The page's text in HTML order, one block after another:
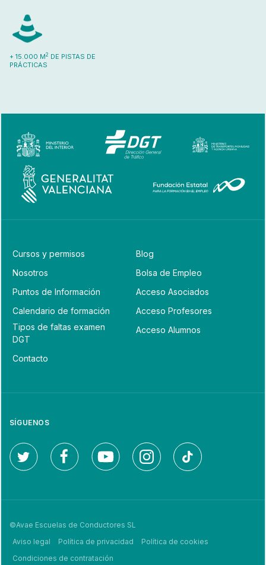
+ 15.000 M2 DE PISTAS DE
PRÁCTICAS
Cursos y permisos
Nosotros
Puntos de Información
Calendario de formación
Tipos de faltas examen
DGT
Contacto
Blog
Bolsa de Empleo
Acceso Asociados
Acceso Profesores
Acceso Alumnos
SÍGUENOS
©Avae Escuelas de Conductores SL
Aviso legal
Política de privacidad
Política de cookies
Condiciones de contratación